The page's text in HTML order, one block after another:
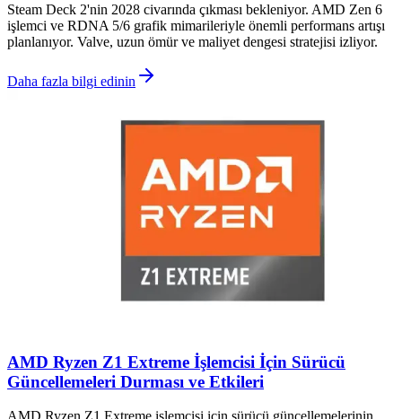
Steam Deck 2'nin 2028 civarında çıkması bekleniyor. AMD Zen 6
işlemci ve RDNA 5/6 grafik mimarileriyle önemli performans artışı
planlanıyor. Valve, uzun ömür ve maliyet dengesi stratejisi izliyor.
Daha fazla bilgi edinin
AMD Ryzen Z1 Extreme İşlemcisi İçin Sürücü
Güncellemeleri Durması ve Etkileri